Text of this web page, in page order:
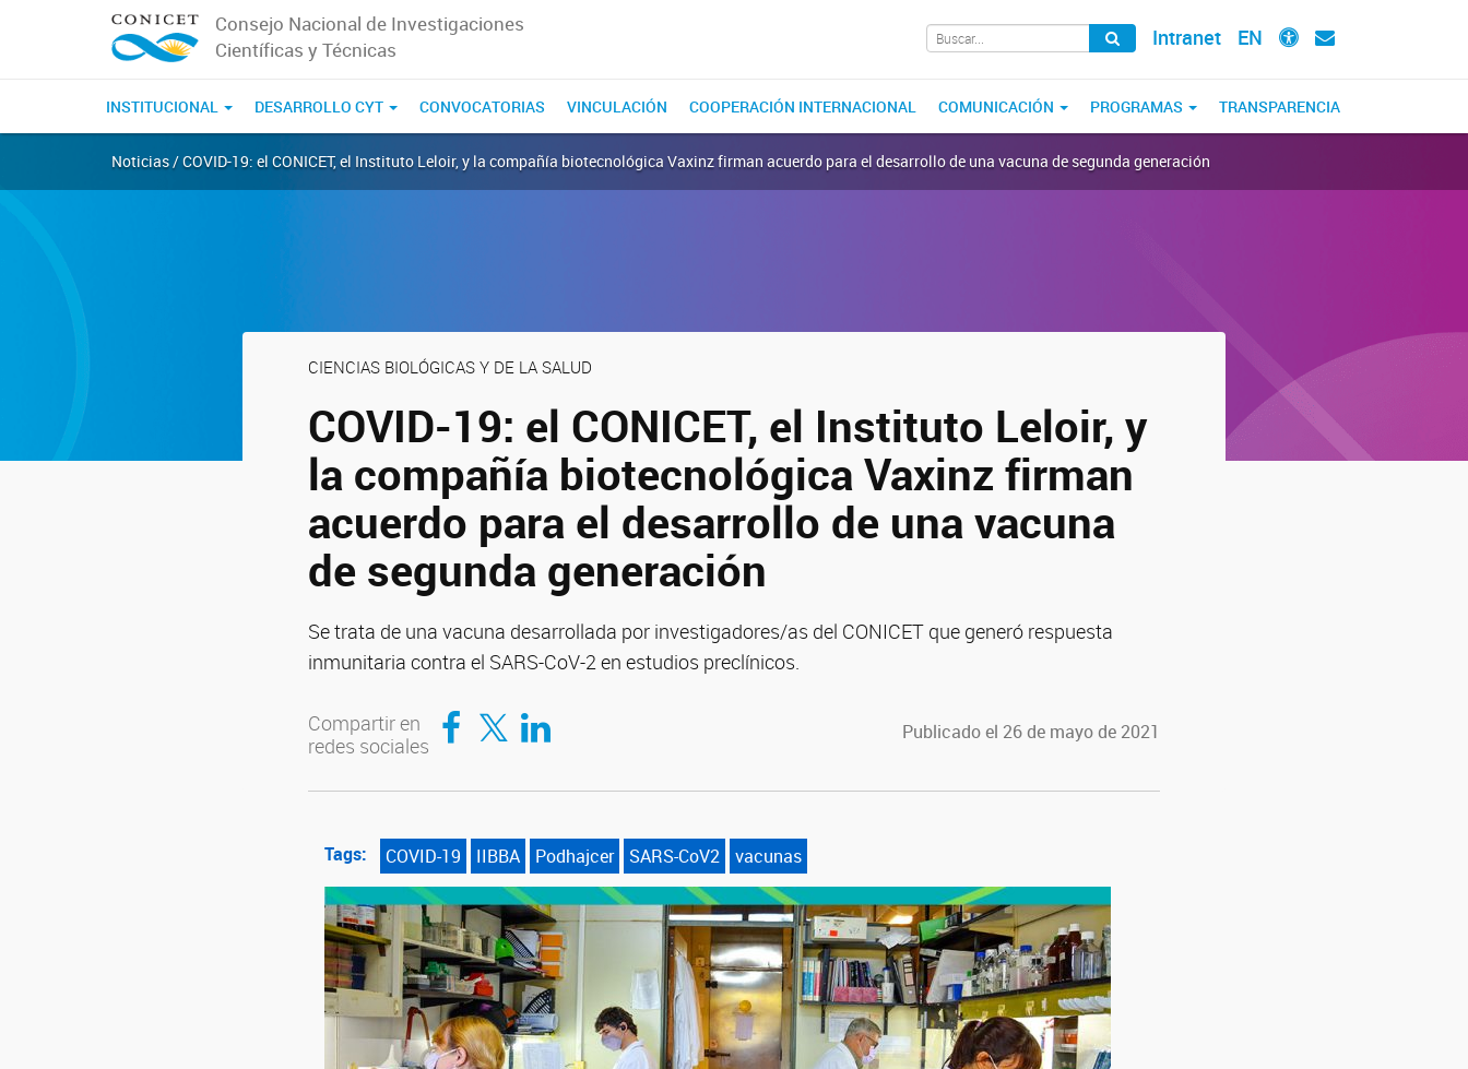
Consejo Nacional de Investigaciones
Científicas y Técnicas
Intranet EN
INSTITUCIONAL DESARROLLO CYT CONVOCATORIAS VINCULACIÓN COOPERACIÓN INTERNACIONAL COMUNICACIÓN PROGRAMAS TRANSPARENCIA
Noticias / COVID-19: el CONICET, el Instituto Leloir, y la compañía biotecnológica Vaxinz firman acuerdo para el desarrollo de una vacuna de segunda generación
CIENCIAS BIOLÓGICAS Y DE LA SALUD
COVID-19: el CONICET, el Instituto Leloir, y
la compañía biotecnológica Vaxinz firman
acuerdo para el desarrollo de una vacuna
de segunda generación
Se trata de una vacuna desarrollada por investigadores/as del CONICET que generó respuesta
inmunitaria contra el SARS-CoV-2 en estudios preclínicos.
Compartir en
redes sociales
Compartir en Facebook
Compartir en TwitterCompartir en LinkedIn Publicado el 26 de mayo de 2021
Tags: COVID-19 IIBBA Podhajcer SARS-CoV2 vacunas